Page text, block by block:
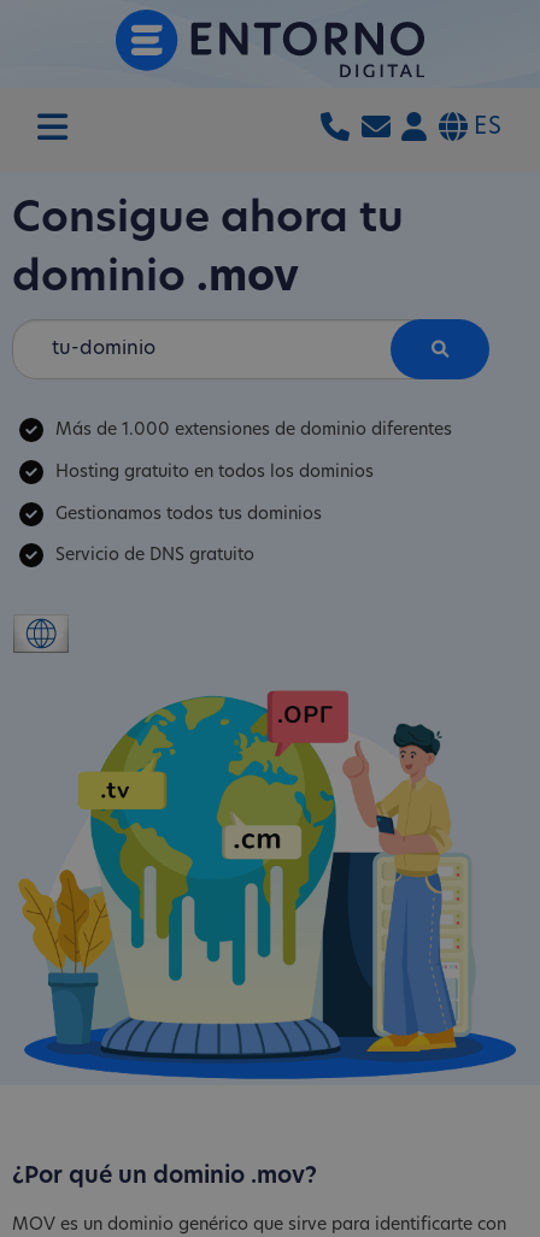
ES
Consigue ahora tu
dominio .mov
Más de 1.000 extensiones de dominio diferentes
Hosting gratuito en todos los dominios
Gestionamos todos tus dominios
Servicio de DNS gratuito
¿Por qué un dominio .mov?
MOV es un dominio genérico que sirve para identificarte con